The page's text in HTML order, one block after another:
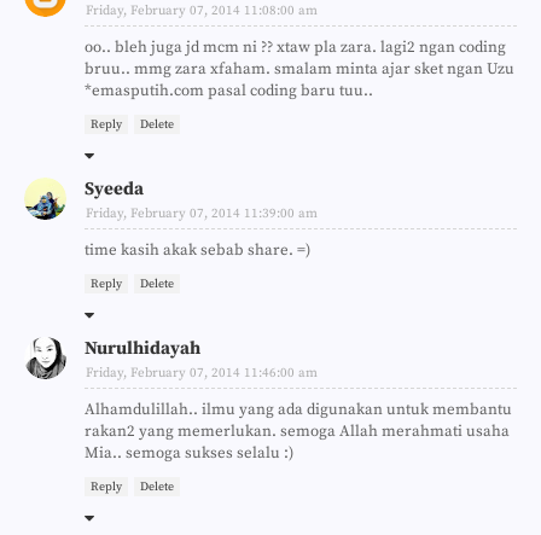
Friday, February 07, 2014 11:08:00 am
oo.. bleh juga jd mcm ni ?? xtaw pla zara. lagi2 ngan coding
bruu.. mmg zara xfaham. smalam minta ajar sket ngan Uzu
*emasputih.com pasal coding baru tuu..
Reply Delete
Syeeda
Friday, February 07, 2014 11:39:00 am
time kasih akak sebab share. =)
Reply Delete
Nurulhidayah
Friday, February 07, 2014 11:46:00 am
Alhamdulillah.. ilmu yang ada digunakan untuk membantu
rakan2 yang memerlukan. semoga Allah merahmati usaha
Mia.. semoga sukses selalu :)
Reply Delete